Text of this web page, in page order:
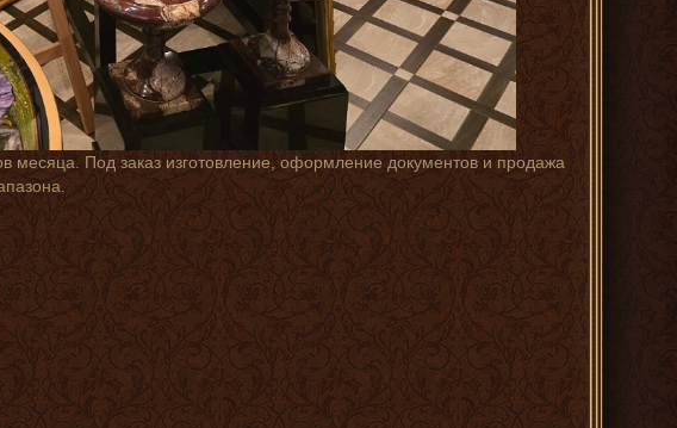
месяца. Под заказ изготовление, оформление документов и продажа